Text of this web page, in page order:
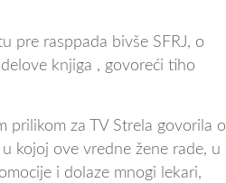
pre rasppada bivše SFRJ, o
knjiga , govoreći tiho
prilikom za TV Strela govorila o
kojoj ove vredne žene rade, u
i dolaze mnogi lekari,